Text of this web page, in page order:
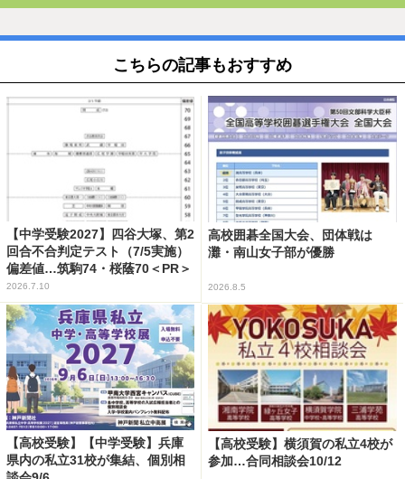
こちらの記事もおすすめ
【中学受験2027】四谷大塚、第2
回合不合判定テスト（7/5実施）
偏差値…筑駒74・桜蔭70＜PR＞
2026.7.10
高校囲碁全国大会、団体戦は
灘・南山女子部が優勝
2026.8.5
【高校受験】【中学受験】兵庫
県内の私立31校が集結、個別相
【高校受験】横須賀の私立4校が
参加…合同相談会10/12